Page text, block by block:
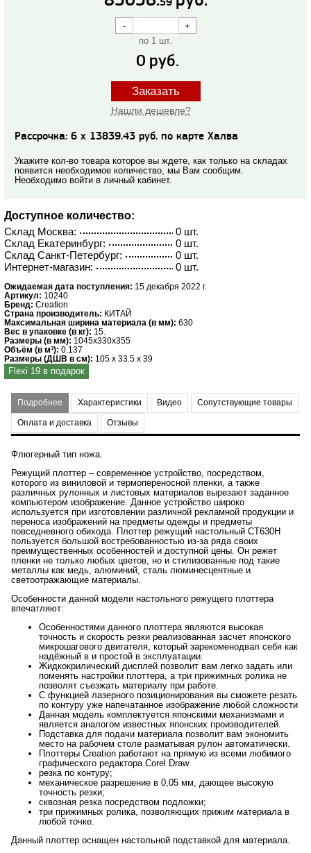
по 1 шт.
0 руб.
Заказать
Нашли дешевле?
Рассрочка: 6 x 13839.43 руб. по карте Халва
Укажите кол-во товара которое вы ждете, как только на складах
появится необходимое количество, мы Вам сообщим.
Необходимо войти в личный кабинет.
Доступное количество:
0 шт.
Склад Москва:
0 шт.
Склад Екатеринбург:
0 шт.
Склад Санкт-Петербург:
0 шт.
Интернет-магазин:
Ожидаемая дата поступления: 15 декабря 2022 г.
Артикул: 10240
Бренд: Creation
Страна производитель: КИТАЙ
Максимальная ширина материала (в мм): 630
Вес в упаковке (в кг): 15.
Размеры (в мм): 1045х330х355
Объём (в м³): 0.137
Размеры (ДШВ в см): 105 x 33.5 x 39
Flexi 19 в подарок
Подробнее Характеристики Видео Сопутствующие товары
Оплата и доставка Отзывы
Флюгерный тип ножа.
Режущий плоттер – современное устройство, посредством,
которого из виниловой и термопереносной пленки, а также
различных рулонных и листовых материалов вырезают заданное
компьютером изображение. Данное устройство широко
используется при изготовлении различной рекламной продукции и
переноса изображений на предметы одежды и предметы
повседневного обихода. Плоттер режущий настольный CT630H
пользуется большой востребованностью из-за ряда своих
преимущественных особенностей и доступной цены. Он режет
пленки не только любых цветов, но и стилизованные под такие
металлы как медь, алюминий, сталь люминесцентные и
светоотражающие материалы.
Особенности данной модели настольного режущего плоттера
впечатляют:
Особенностями данного плоттера являются высокая
точность и скорость резки реализованная засчет японского
микрошагового двигателя, который зарекоменодвал себя как
надёжный в и простой в эксплуатации.
Жидкокрилический дисплей позволит вам легко задать или
поменять настройки плоттера, а три прижимных ролика не
позволят съезжать материалу при работе.
С функцией лазерного позиционирования вы сможете резать
по контуру уже напечатанное изображение любой сложности
Данная модель комплектуется японскими механизмами и
является аналогом известных японских производителей.
Подставка для подачи материала позволит вам экономить
место на рабочем столе разматывая рулон автоматически.
Плоттеры Creation работают на прямую из всеми любимого
графического редактора Corel Draw
резка по контуру;
механическое разрешение в 0,05 мм, дающее высокую
точность резки;
сквозная резка посредством подложки;
три прижимных ролика, позволяющих прижим материала в
любой точке.
Данный плоттер оснащен настольной подставкой для материала.